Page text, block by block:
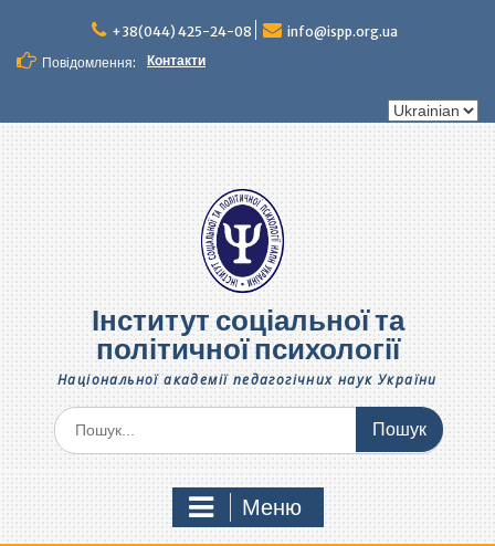
вмісту
+38(044) 425-24-08
info@ispp.org.ua
Повідомлення:
Контакти
Вибрати
Інститут соціальної та
політичної психології
Національної академії педагогічних наук України
Шукати:
Меню